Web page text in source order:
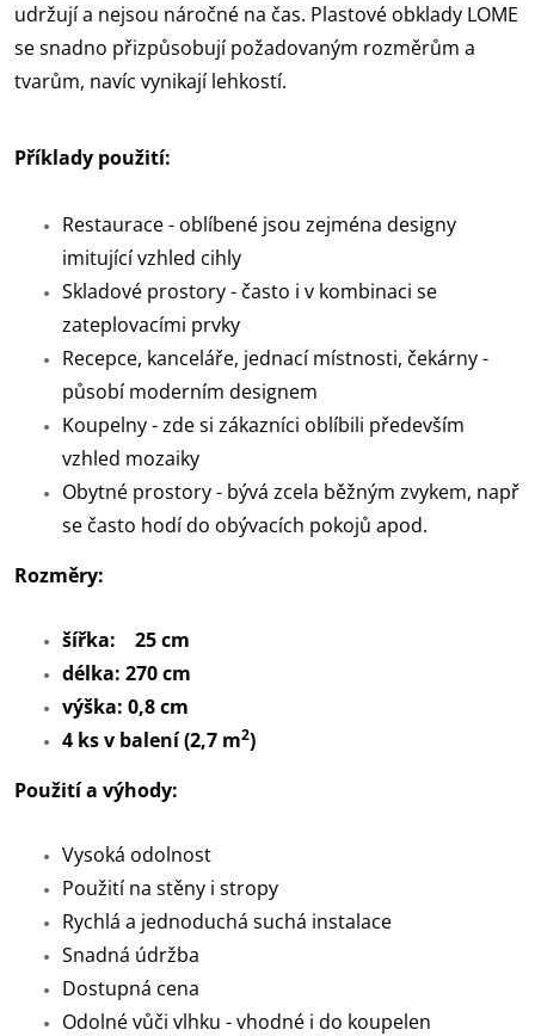
udržují a nejsou náročné na čas. Plastové obklady LOME
se snadno přizpůsobují požadovaným rozměrům a
tvarům, navíc vynikají lehkostí.
Příklady použití:
Restaurace - oblíbené jsou zejména designy
imitující vzhled cihly
Skladové prostory - často i v kombinaci se
zateplovacími prvky
Recepce, kanceláře, jednací místnosti, čekárny -
působí moderním designem
Koupelny - zde si zákazníci oblíbili především
vzhled mozaiky
Obytné prostory - bývá zcela běžným zvykem, např
se často hodí do obývacích pokojů apod.
Rozměry:
šířka: 25 cm
délka: 270 cm
výška: 0,8 cm
4 ks v balení (2,7 m2)
Použití a výhody:
Vysoká odolnost
Použití na stěny i stropy
Rychlá a jednoduchá suchá instalace
Snadná údržba
Dostupná cena
Odolné vůči vlhku - vhodné i do koupelen